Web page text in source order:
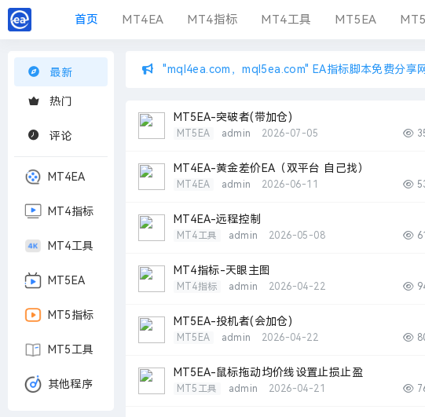
首页 MT4EA MT4指标 MT4工具 MT5EA
最新
热门
评论
MT4EA
MT4指标
MT4工具
MT5EA
MT5指标
MT5工具
其他程序
"mql4ea.com，mql5ea.com" EA指标脚本免费分
MT5EA-突破者(带加仓)
MT5EA admin 2026-07-05
MT4EA-黄金差价EA（双平台 自己找）
MT4EA admin 2026-06-11
MT4EA-远程控制
MT4工具 admin 2026-05-08
MT4指标-天眼主图
MT4指标 admin 2026-04-22
MT5EA-投机者(会加仓)
MT5EA admin 2026-04-22
MT5EA-鼠标拖动均价线设置止损止盈
MT5工具 admin 2026-04-21